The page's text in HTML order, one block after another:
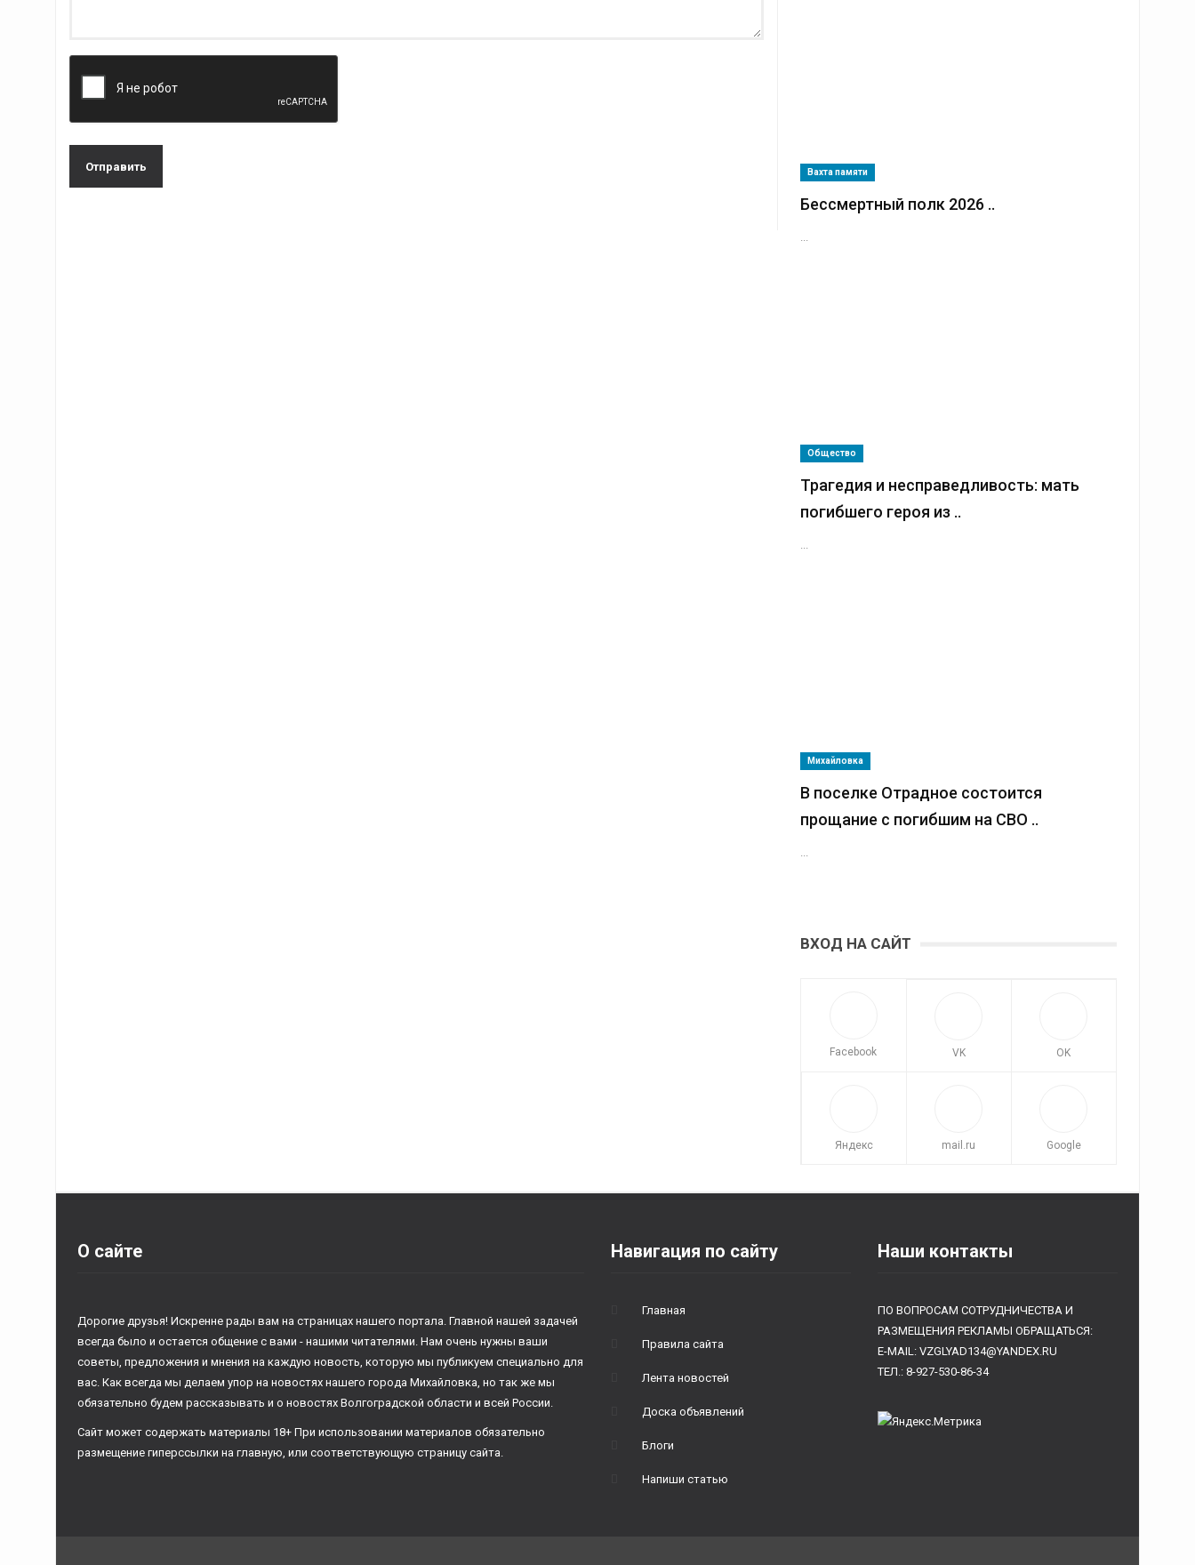
Вахта памяти
Бессмертный полк 2026 ..
...
Общество
Трагедия и несправедливость: мать
погибшего героя из ..
...
Михайловка
В поселке Отрадное состоится
прощание с погибшим на СВО ..
...
ВХОД НА САЙТ
Facebook VK OK
Яндекс mail.ru Google
О сайте
Дорогие друзья! Искренне рады вам на страницах нашего портала. Главной нашей задачей
всегда было и остается общение с вами - нашими читателями. Нам очень нужны ваши
советы, предложения и мнения на каждую новость, которую мы публикуем специально для
вас. Как всегда мы делаем упор на новостях нашего города Михайловка, но так же мы
обязательно будем рассказывать и о новостях Волгоградской области и всей России.
Сайт может содержать материалы 18+ При использовании материалов обязательно
размещение гиперссылки на главную, или соответствующую страницу сайта.
Навигация по сайту
Главная
Правила сайта
Лента новостей
Доска объявлений
Блоги
Напиши статью
Наши контакты
ПО ВОПРОСАМ СОТРУДНИЧЕСТВА И
РАЗМЕЩЕНИЯ РЕКЛАМЫ ОБРАЩАТЬСЯ:
E-MAIL: VZGLYAD134@YANDEX.RU
ТЕЛ.: 8-927-530-86-34